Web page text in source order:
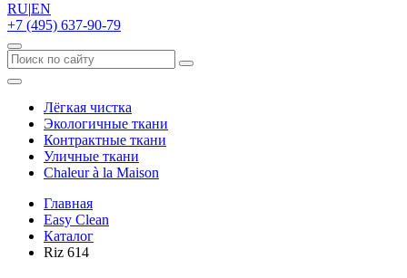
RU|EN
+7 (495) 637-90-79
Лёгкая чистка
Экологичные ткани
Контрактные ткани
Уличные ткани
Сhaleur à la Maison
Главная
Easy Clean
Каталог
Riz 614